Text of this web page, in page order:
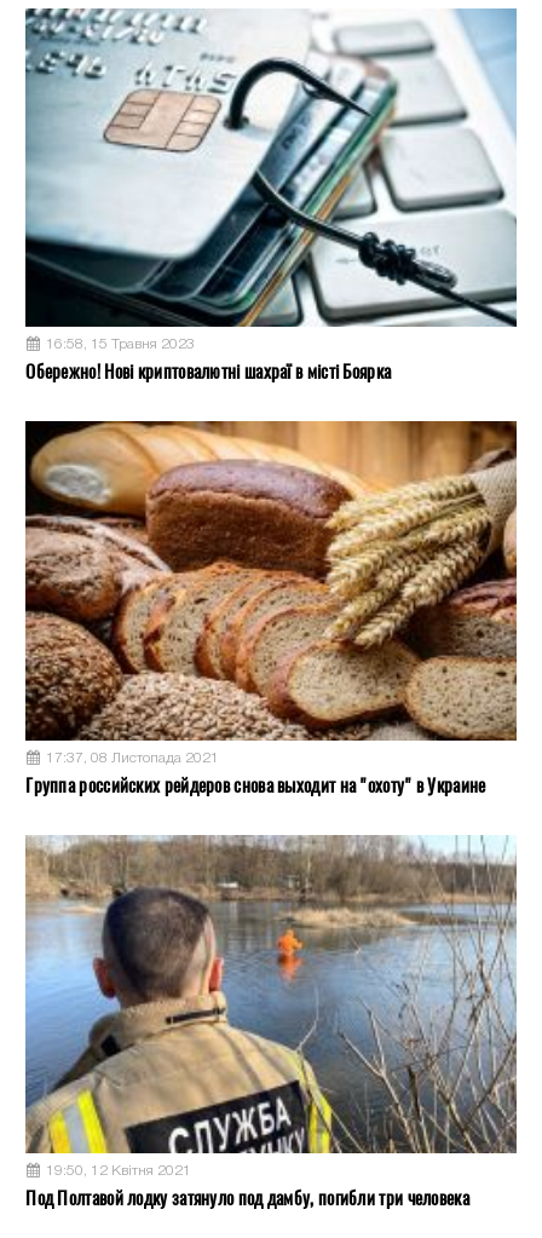
16:58, 15 Травня 2023
Обережно! Нові криптовалютні шахраї в місті Боярка
17:37, 08 Листопада 2021
Группа российских рейдеров снова выходит на "охоту" в Украине
19:50, 12 Квітня 2021
Под Полтавой лодку затянуло под дамбу, погибли три человека